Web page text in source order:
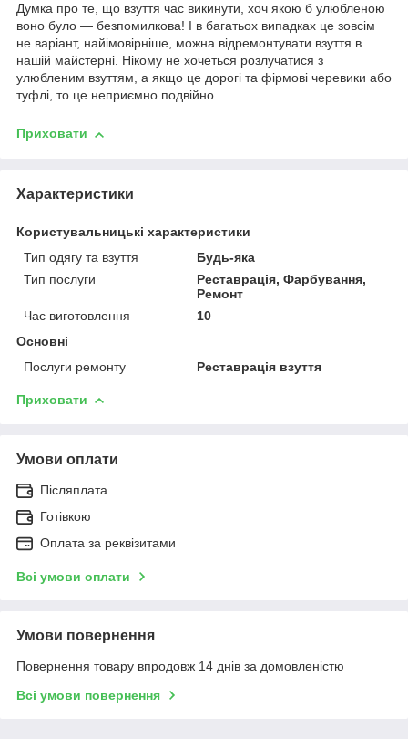
Думка про те, що взуття час викинути, хоч якою б улюбленою
воно було — безпомилкова! І в багатьох випадках це зовсім
не варіант, найімовірніше, можна відремонтувати взуття в
нашій майстерні. Нікому не хочеться розлучатися з
улюбленим взуттям, а якщо це дорогі та фірмові черевики або
туфлі, то це неприємно подвійно.
Приховати
Характеристики
Користувальницькі характеристики
Тип одягу та взуття
Будь-яка
Тип послуги
Реставрація, Фарбування,
Ремонт
Час виготовлення
10
Основні
Послуги ремонту
Реставрація взуття
Приховати
Умови оплати
Післяплата
Готівкою
Оплата за реквізитами
Всі умови оплати
Умови повернення
Повернення товару впродовж 14 днів за домовленістю
Всі умови повернення